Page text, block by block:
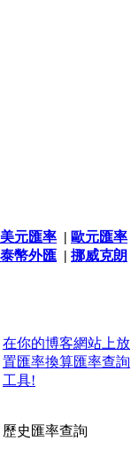
美元匯率 | 歐元匯率
泰幣外匯 | 挪威克朗
在你的博客網站上放
置匯率換算匯率查詢
工具!
歷史匯率查詢